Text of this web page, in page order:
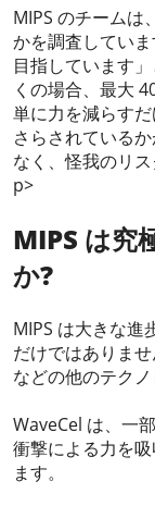
MIPS のチームは
かを調査してい
目指しています
くの場合、最大
単に力を減らす
さらされている
なく、怪我のリ
p>
MIPS は究
か?
MIPS は大きな進
だけではありま
などの他のテク
WaveCel は、一
衝撃による力を
ます。